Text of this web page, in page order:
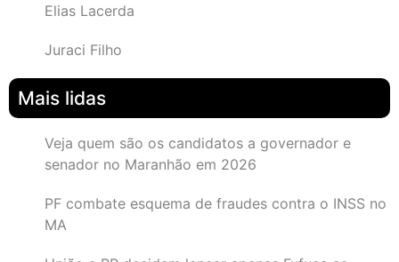
Elias Lacerda
Juraci Filho
Mais lidas
Veja quem são os candidatos a governador e
senador no Maranhão em 2026
PF combate esquema de fraudes contra o INSS no
MA